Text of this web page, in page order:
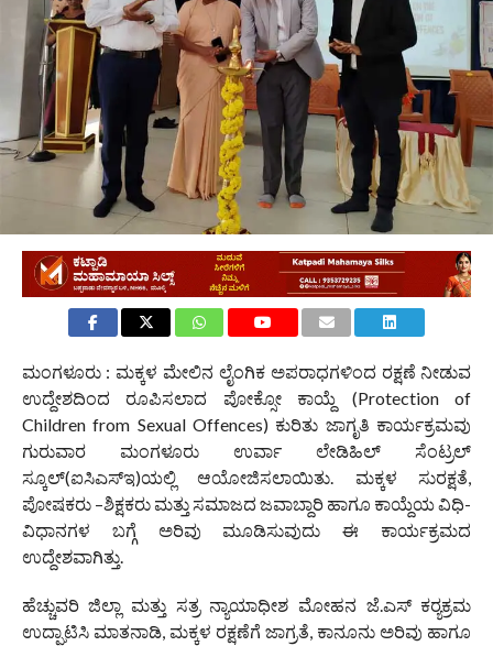
ಮಂಗಳೂರು : ಮಕ್ಕಳ ಮೇಲಿನ ಲೈಂಗಿಕ ಅಪರಾಧಗಳಿಂದ ರಕ್ಷಣೆ ನೀಡುವ
ಉದ್ದೇಶದಿಂದ ರೂಪಿಸಲಾದ ಪೋಕ್ಸೋ ಕಾಯ್ದೆ (Protection of
Children from Sexual Offences) ಕುರಿತು ಜಾಗೃತಿ ಕಾರ್ಯಕ್ರಮವು
ಗುರುವಾರ ಮಂಗಳೂರು ಉರ್ವಾ ಲೇಡಿಹಿಲ್ ಸೆಂಟ್ರಲ್
ಸ್ಕೂಲ್(ಐಸಿಎಸ್‌ಇ)ಯಲ್ಲಿ ಆಯೋಜಿಸಲಾಯಿತು. ಮಕ್ಕಳ ಸುರಕ್ಷತೆ,
ಪೋಷಕರು –ಶಿಕ್ಷಕರು ಮತ್ತು ಸಮಾಜದ ಜವಾಬ್ದಾರಿ ಹಾಗೂ ಕಾಯ್ದೆಯ ವಿಧಿ-
ವಿಧಾನಗಳ ಬಗ್ಗೆ ಅರಿವು ಮೂಡಿಸುವುದು ಈ ಕಾರ್ಯಕ್ರಮದ
ಉದ್ದೇಶವಾಗಿತ್ತು.
ಹೆಚ್ಚುವರಿ ಜಿಲ್ಲಾ ಮತ್ತು ಸತ್ರ ನ್ಯಾಯಾಧೀಶ ಮೋಹನ ಜೆ.ಎಸ್ ಕರ‍್ಯಕ್ರಮ
ಉದ್ಘಾಟಿಸಿ ಮಾತನಾಡಿ, ಮಕ್ಕಳ ರಕ್ಷಣೆಗೆ ಜಾಗ್ರತೆ, ಕಾನೂನು ಅರಿವು ಹಾಗೂ